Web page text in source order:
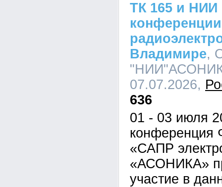
ТК 165 и
Владимире,
07.07.2026,
636
01 - 03 июля
конференция
«САПР
«АСОНИКА»
участие в